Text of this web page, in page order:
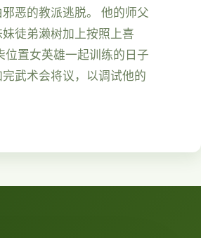
恶的教派逃脱。 他的师父
徒弟濑树加上按照上喜
位置女英雄一起训练的日子
武术会将议，以调试他的